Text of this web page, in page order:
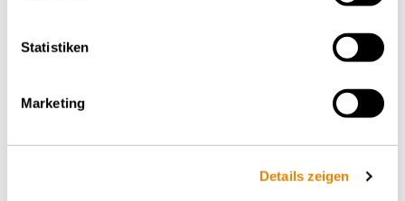
Statistiken
Marketing
Details zeigen
41', Sgmmns